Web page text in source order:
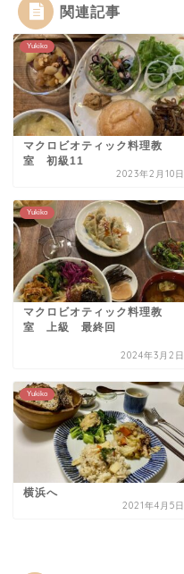
関連記事
Yukiko
マクロビオティック料理教
室 初級11
2023年2月10日
Yukiko
マクロビオティック料理教
室 上級 最終回
2024年3月2日
Yukiko
横浜へ
2021年4月5日